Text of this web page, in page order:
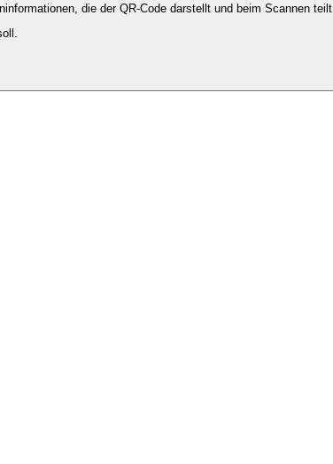
die der QR-Code darstellt und beim Scannen teilt.